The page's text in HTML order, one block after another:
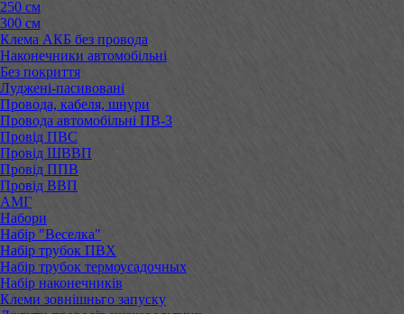
250 см
300 см
Клема АКБ без провода
Наконечники автомобільні
Без покриття
Луджені-пасивовані
Провода, кабеля, шнури
Провода автомобільні ПВ-3
Провід ПВС
Провід ШВВП
Провід ППВ
Провід ВВП
АМГ
Набори
Набір "Веселка"
Набір трубок ПВХ
Набір трубок термоусадочных
Набір наконечників
Клеми зовнішньго запуску